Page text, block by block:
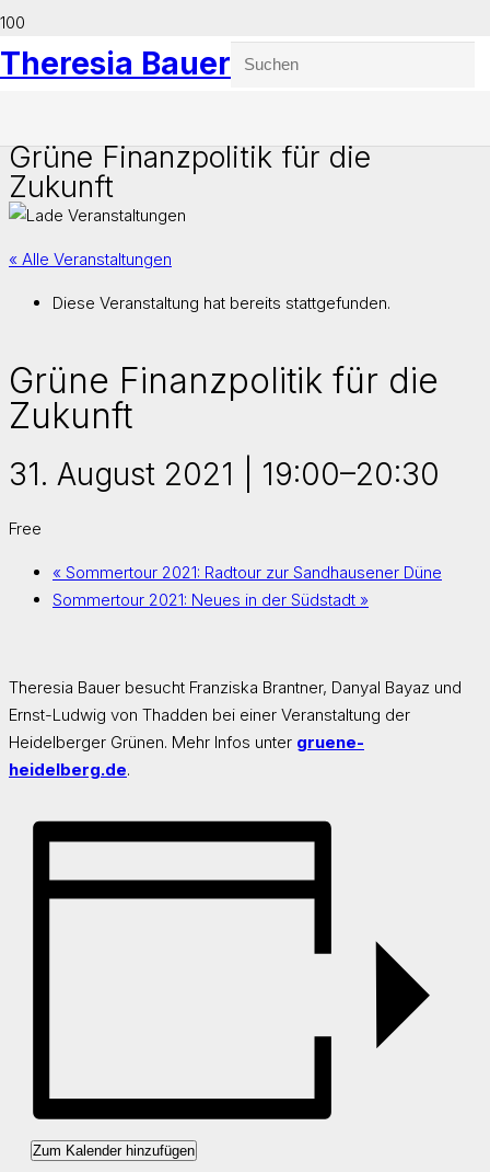
Theresia Bauer
Grüne Finanzpolitik für die
Zukunft
« Alle Veranstaltungen
Diese Veranstaltung hat bereits stattgefunden.
Grüne Finanzpolitik für die
Zukunft
31. August 2021 | 19:00–20:30
Free
« Sommertour 2021: Radtour zur Sandhausener Düne
Sommertour 2021: Neues in der Südstadt »
Theresia Bauer besucht Franziska Brantner, Danyal Bayaz und
Ernst-Ludwig von Thadden bei einer Veranstaltung der
Heidelberger Grünen. Mehr Infos unter gruene-
heidelberg.de.
Zum Kalender hinzufügen